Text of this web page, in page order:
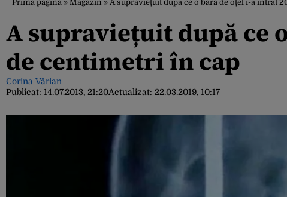
Prima pagină » Magazin » A supraviețuit după ce o bară de oțel i-a intrat
A supraviețuit după ce
de centimetri în cap
Corina Vârlan
Publicat: 14.07.2013, 21:20Actualizat: 22.03.2019, 10:17